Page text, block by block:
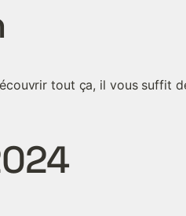
tout ça, il vous suffit